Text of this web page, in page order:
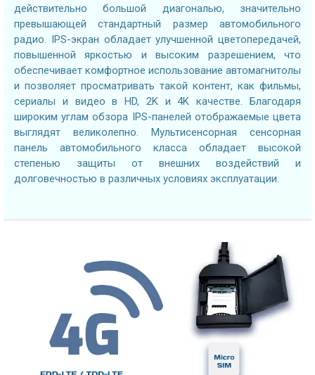
действительно большой диагональю, значительно
превышающей стандартный размер автомобильного
радио. IPS-экран обладает улучшенной цветопередачей,
повышенной яркостью и высоким разрешением, что
обеспечивает комфортное использование автомагнитолы
и позволяет просматривать такой контент, как фильмы,
сериалы и видео в HD, 2K и 4K качестве. Благодаря
широким углам обзора IPS-панелей отображаемые цвета
выглядят великолепно. Мультисенсорная сенсорная
панель автомобильного класса обладает высокой
степенью защиты от внешних воздействий и
долговечностью в различных условиях эксплуатации.